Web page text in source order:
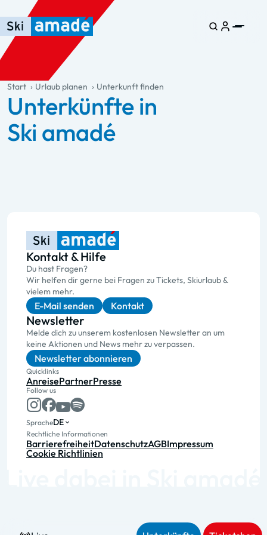
Zum Haupt-Inhalt springen
Springe zur Tabelle
Zur Haupt-Navigation springen
general.table-of-content
Start Urlaub planen Unterkunft finden
Unterkünfte in
Ski amadé
Kontakt & Hilfe
Du hast Fragen?
Wir helfen dir gerne bei Fragen zu Tickets, Skiurlaub &
vielem mehr.
E-Mail senden Kontakt
Newsletter
Melde dich zu unserem kostenlosen Newsletter an um
keine Aktionen und News mehr zu verpassen.
Newsletter abonnieren
Quicklinks
AnreisePartnerPresse
Follow us
SpracheDE
Rechtliche Informationen
BarrierefreiheitDatenschutzAGBImpressum
Cookie Richtlinien